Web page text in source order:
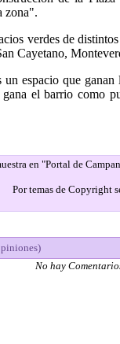
zona".
verdes de
Cayetano,
espacio que ganan
el barrio como
en "Portal de
Por temas de Copyright
No hay